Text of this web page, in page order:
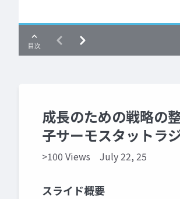
成長のための戦略の
子サーモスタットラ
>100 Views July 22, 25
スライド概要